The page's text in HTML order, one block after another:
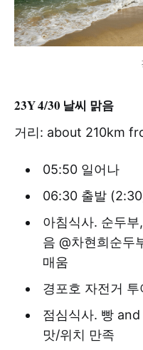
23Y 4/30 날씨 맑음
거리: about 210km
05:50 일어나
06:30 출발
아침식사. 순두
음 @차현희순두
매움
경포호 자전거 투
점심식사. 빵
맛/위치 만족